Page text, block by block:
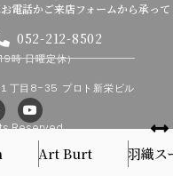
電話かご来店フォームから承って
052-212-8502
時 日曜定休）
丁目8-35 プロト新栄ビル
Y
o
u
Reserved.
Art Burt 羽織ス